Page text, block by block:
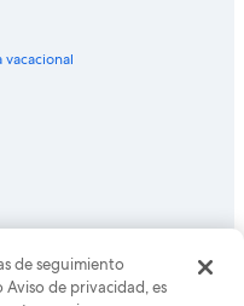
Group. Todos los
Expedia son marcas
de seguimiento
Aviso de privacidad, es